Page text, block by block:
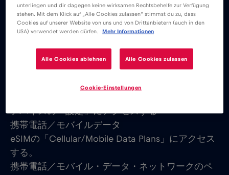
設定に進む
パーソナル・ホットスポット
eSIMのインストールページにアクセスし、APNが
必要かどうかを確認する。eSIMがAPNを手動で設
定する必要がある場合は、ホットスポットのAPN
デバイスの「設定」にアクセスする
携帯電話／モバイルデータ
eSIMの「Cellular/Mobile Data Plans」にアクセス
する。
携帯電話／モバイル・データ・ネットワークのペ
unterliegen und dir dagegen keine wirksamen Rechtsbehelfe zur Verfügung
stehen. Mit dem Klick auf „Alle Cookies zulassen“ stimmst du zu, dass
Cookies auf unserer Website von uns und von Drittanbietern (auch in den
USA) verwendet werden dürfen.
Mehr Informationen
Alle Cookies ablehnen Alle Cookies zulassen
Cookie-Einstellungen